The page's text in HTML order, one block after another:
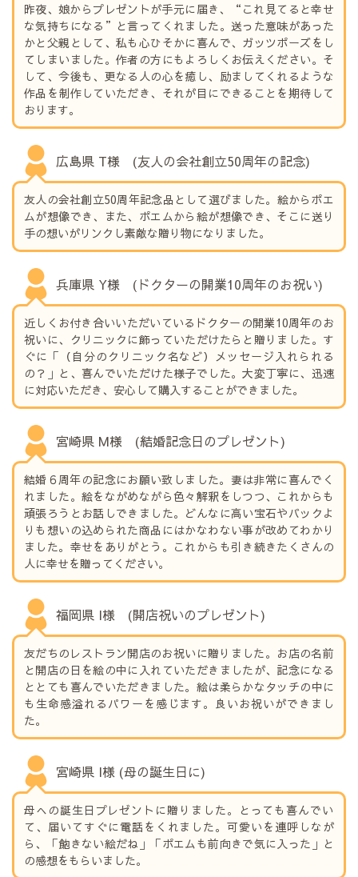
昨夜、娘からプレゼントが手元に届き、“これ見てると幸せ
な気持ちになる”と言ってくれました。送った意味があった
かと父親として、私も心ひそかに喜んで、ガッツポーズをし
てしまいました。作者の方にもよろしくお伝えください。そ
して、今後も、更なる人の心を癒し、励ましてくれるような
作品を制作していただき、それが目にできることを期待して
おります。
広島県 T様 (友人の会社創立50周年の記念)
友人の会社創立50周年記念品として選びました。絵からポエ
ムが想像でき、また、ポエムから絵が想像でき、そこに送り
手の想いがリンクし素敵な贈り物になりました。
兵庫県 Y様 (ドクターの開業10周年のお祝い)
近しくお付き合いいただいているドクターの開業10周年のお
祝いに、クリニックに飾っていただけたらと贈りました。す
ぐに「（自分のクリニック名など）メッセージ入れられる
の？」と、喜んでいただけた様子でした。大変丁寧に、迅速
に対応いただき、安心して購入することができました。
宮崎県 M様 (結婚記念日のプレゼント)
結婚６周年の記念にお願い致しました。妻は非常に喜んでく
れました。絵をながめながら色々解釈をしつつ、これからも
頑張ろうとお話しできました。どんなに高い宝石やバックよ
りも想いの込められた商品にはかなわない事が改めてわかり
ました。幸せをありがとう。これからも引き続きたくさんの
人に幸せを贈ってください。
福岡県 I様 (開店祝いのプレゼント)
友だちのレストラン開店のお祝いに贈りました。お店の名前
と開店の日を絵の中に入れていただきましたが、記念になる
ととても喜んでいただきました。絵は柔らかなタッチの中に
も生命感溢れるパワーを感じます。良いお祝いができまし
た。
宮崎県 I様 (母の誕生日に)
母への誕生日プレゼントに贈りました。とっても喜んでい
て、届いてすぐに電話をくれました。可愛いを連呼しなが
ら、「飽きない絵だね」「ポエムも前向きで気に入った」と
の感想をもらいました。